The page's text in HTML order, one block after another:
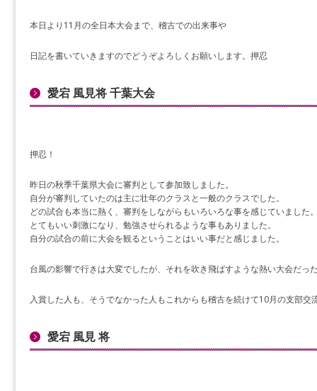
本日より11月の全日本大会まで、稽古での出来事や
日記を書いていきますのでどうぞよろしくお願いします。押忍
愛宕 風見将 千葉大会
押忍！
昨日の秋季千葉県大会に審判として参加致しました。
自分が審判していたのは主に壮年のクラスと一般のクラスでした。
どの試合も本当に熱く、審判をしながらもいろいろな事を感じていました
とてもいい刺激になり、勉強させられるような事もありました。
自分の試合の前に大会を観るということはいい事だと感じました。
台風の影響で行きは大変でしたが、それを吹き飛ばすような熱い大会だっ
入賞した人も、そうでなかった人もこれからも稽古を続けて10月の支部交
愛宕 風見 将